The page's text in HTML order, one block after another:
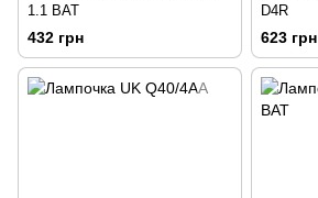
1.1 ВАТ
432 грн
D4R
623 грн